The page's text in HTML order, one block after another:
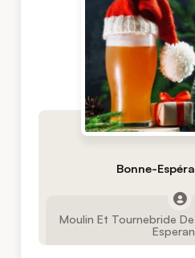
Bonne-
Moulin Et Tournebride De